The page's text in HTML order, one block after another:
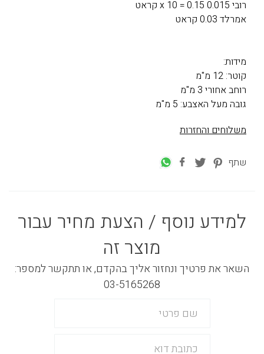
רובי 0.015 x 10 = 0.15 קראט
אמרלד 0.03 קראט
מידות:
קוטר: 12 מ"מ
רוחב אחורי 3 מ"מ
גובה מעל האצבע: 5 מ"מ
משלוחים והחזרות
שתף
למידע נוסף / הצעת מחיר עבור
מוצר זה
השאר את פרטיך ונחזור אליך בהקדם, או תתקשר למספר:
03-5165268